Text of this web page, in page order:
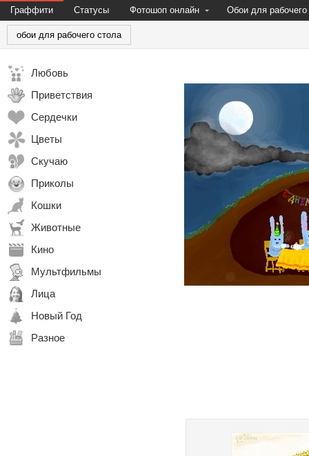
Граффити Статусы Фотошоп онлайн Обои для рабочего
обои для рабочего стола
Любовь
Приветствия
Сердечки
Цветы
Скучаю
Приколы
Кошки
Животные
Кино
Мультфильмы
Лица
Новый Год
Разное